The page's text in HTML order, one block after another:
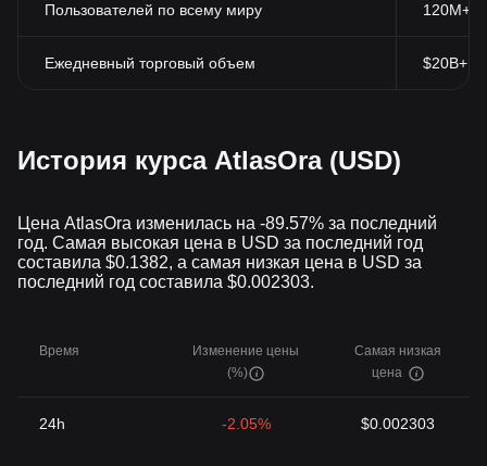
Пользователей по всему миру 120M+
Ежедневный торговый объем $20B+
История курса AtlasOra (USD)
Цена AtlasOra изменилась на -89.57% за последний
год. Самая высокая цена в USD за последний год
составила $0.1382, а самая низкая цена в USD за
последний год составила $0.002303.
Время
Изменение цены
(%)
Самая низкая
цена
24h -2.05% $0.002303